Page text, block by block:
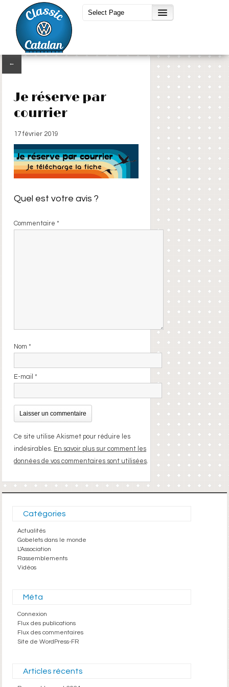
←
Je réserve par
courrier
17 février 2019
Quel est votre avis ?
Commentaire*
Nom*
E-mail*
Ce site utilise Akismet pour réduire les
indésirables. En savoir plus sur comment les
données de vos commentaires sont utilisées.
Catégories
Actualités
Gobelets dans le monde
L'Association
Rassemblements
Vidéos
Méta
Connexion
Flux des publications
Flux des commentaires
Site de WordPress-FR
Articles récents